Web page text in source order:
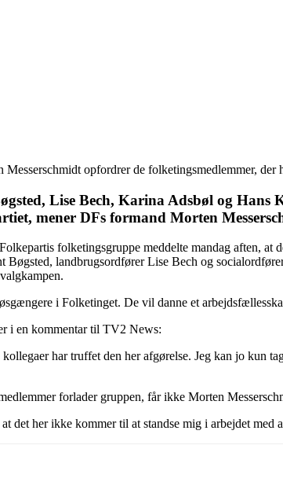
opfordrer de folketingsmedlemmer,
Lise Bech, Karina Adsbøl og
mener DFs formand Morten
folketingsgruppe meddelte mandag aften,
Bøgsted, landbrugsordfører Lise Bech og
i Folketinget. De vil danne et
i en kommentar til TV2 News:
har truffet den her afgørelse. Jeg kan jo kun
forlader gruppen, får ikke Morten
at det her ikke kommer til at standse mig i arbejdet